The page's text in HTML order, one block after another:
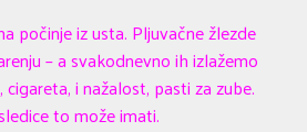
počinje iz usta. Pljuvačne žlezde
– a svakodnevno ih izlažemo
i nažalost, pasti za zube.
to može imati.